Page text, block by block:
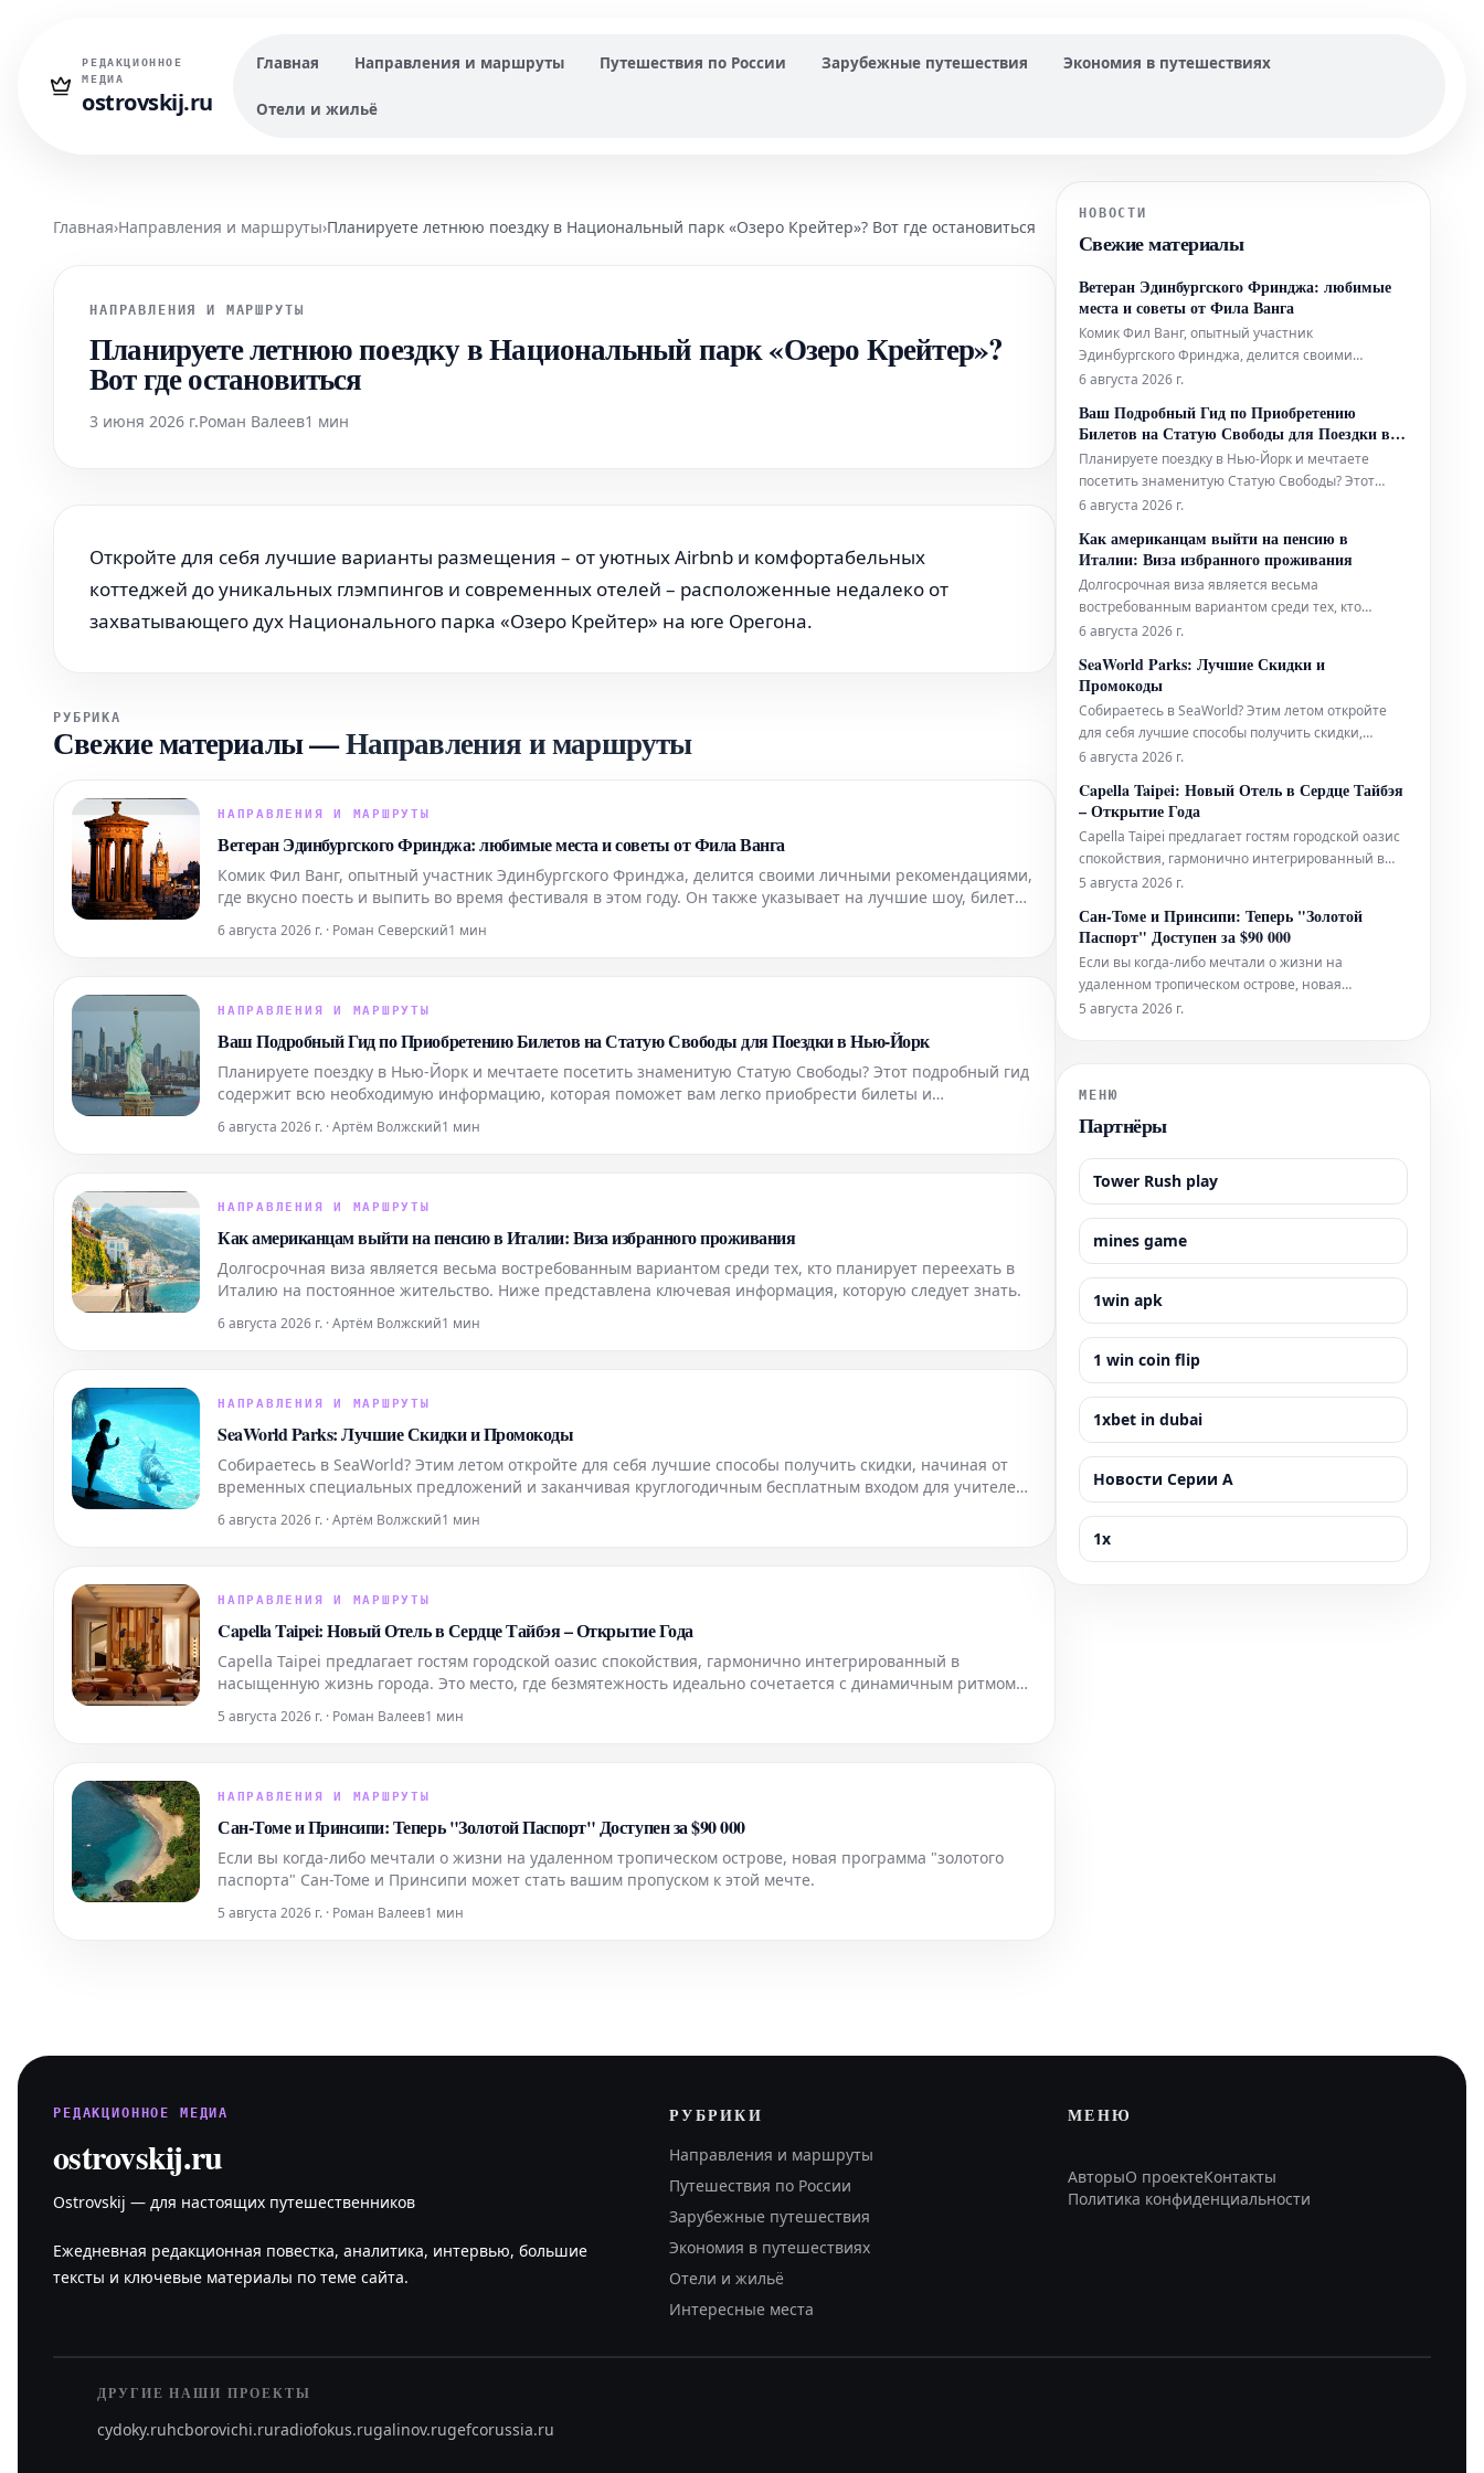
РЕДАКЦИОННОЕ
МЕДИА
ostrovskij.ru
Главная Направления и маршруты Путешествия по России Зарубежные путешествия Экономия в путешествиях
Отели и жильё
Главная›Направления и маршруты›Планируете летнюю поездку в Национальный парк «Озеро Крейтер»? Вот где остановиться
НАПРАВЛЕНИЯ И МАРШРУТЫ
Планируете летнюю поездку в Национальный парк «Озеро Крейтер»?
Вот где остановиться
3 июня 2026 г.Роман Валеев1 мин
Откройте для себя лучшие варианты размещения – от уютных Airbnb и комфортабельных
коттеджей до уникальных глэмпингов и современных отелей – расположенные недалеко от
захватывающего дух Национального парка «Озеро Крейтер» на юге Орегона.
РУБРИКА
Свежие материалы—Направления и маршруты
НАПРАВЛЕНИЯ И МАРШРУТЫ
Ветеран Эдинбургского Фринджа: любимые места и советы от Фила Ванга
Комик Фил Ванг, опытный участник Эдинбургского Фринджа, делится своими личными рекомендациями,
где вкусно поесть и выпить во время фестиваля в этом году. Он также указывает на лучшие шоу, билеты
6 августа 2026 г. · Роман Северский1 мин
НАПРАВЛЕНИЯ И МАРШРУТЫ
Ваш Подробный Гид по Приобретению Билетов на Статую Свободы для Поездки в Нью-Йорк
Планируете поездку в Нью-Йорк и мечтаете посетить знаменитую Статую Свободы? Этот подробный гид
содержит всю необходимую информацию, которая поможет вам легко приобрести билеты и
Узнайте, как забронир
6 августа 2026 г. · Артём Волжский1 мин
НАПРАВЛЕНИЯ И МАРШРУТЫ
Как американцам выйти на пенсию в Италии: Виза избранного проживания
Долгосрочная виза является весьма востребованным вариантом среди тех, кто планирует переехать в
Италию на постоянное жительство. Ниже представлена ключевая информация, которую следует знать.
6 августа 2026 г. · Артём Волжский1 мин
НАПРАВЛЕНИЯ И МАРШРУТЫ
SeaWorld Parks: Лучшие Скидки и Промокоды
Собираетесь в SeaWorld? Этим летом откройте для себя лучшие способы получить скидки, начиная от
временных специальных предложений и заканчивая круглогодичным бесплатным входом для учителей
6 августа 2026 г. · Артём Волжский1 мин
НАПРАВЛЕНИЯ И МАРШРУТЫ
Capella Taipei: Новый Отель в Сердце Тайбэя – Открытие Года
Capella Taipei предлагает гостям городской оазис спокойствия, гармонично интегрированный в
насыщенную жизнь города. Это место, где безмятежность идеально сочетается с динамичным ритмом
5 августа 2026 г. · Роман Валеев1 мин
НАПРАВЛЕНИЯ И МАРШРУТЫ
Сан-Томе и Принсипи: Теперь "Золотой Паспорт" Доступен за $90 000
Если вы когда-либо мечтали о жизни на удаленном тропическом острове, новая программа "золотого
паспорта" Сан-Томе и Принсипи может стать вашим пропуском к этой мечте.
5 августа 2026 г. · Роман Валеев1 мин
НОВОСТИ
Свежие материалы
Ветеран Эдинбургского Фринджа: любимые
места и советы от Фила Ванга
Комик Фил Ванг, опытный участник
Эдинбургского Фринджа, делится своими
личными рекомендациями, где вкусно поесть и
указывает на лучшие шоу, билеты на которые
еще можно забронировать.
6 августа 2026 г.
Ваш Подробный Гид по Приобретению
Билетов на Статую Свободы для Поездки в
Нью-Йорк
Планируете поездку в Нью-Йорк и мечтаете
посетить знаменитую Статую Свободы? Этот
подробный гид содержит всю необходимую
приобрести билеты и максимально эффективно
подготовиться к визиту к этой всемирно
известной достопримечательности. Узнайте, как
забронир
6 августа 2026 г.
Как американцам выйти на пенсию в
Италии: Виза избранного проживания
Долгосрочная виза является весьма
востребованным вариантом среди тех, кто
планирует переехать в Италию на постоянное
информация, которую следует знать.
6 августа 2026 г.
SeaWorld Parks: Лучшие Скидки и
Промокоды
Собираетесь в SeaWorld? Этим летом откройте
для себя лучшие способы получить скидки,
начиная от временных специальных
бесплатным входом для учителей и
военнослужащих.
6 августа 2026 г.
Capella Taipei: Новый Отель в Сердце Тайбэя
– Открытие Года
Capella Taipei предлагает гостям городской оазис
спокойствия, гармонично интегрированный в
насыщенную жизнь города. Это место, где
динамичным ритмом Тайбэя, создавая
уникальное убежище в самом сердце событий.
5 августа 2026 г.
Сан-Томе и Принсипи: Теперь "Золотой
Паспорт" Доступен за $90 000
Если вы когда-либо мечтали о жизни на
удаленном тропическом острове, новая
программа "золотого паспорта" Сан-Томе и
5 августа 2026 г.
МЕНЮ
Партнёры
Tower Rush play
mines game
1win apk
1 win coin flip
1xbet in dubai
Новости Серии А
1x
РЕДАКЦИОННОЕ МЕДИА
ostrovskij.ru
Ostrovskij — для настоящих путешественников
Ежедневная редакционная повестка, аналитика, интервью, большие
тексты и ключевые материалы по теме сайта.
РУБРИКИ
Направления и маршруты
Путешествия по России
Зарубежные путешествия
Экономия в путешествиях
Отели и жильё
Интересные места
МЕНЮ
АвторыО проектеКонтакты
Политика конфиденциальности
ДРУГИЕ НАШИ ПРОЕКТЫ
cydoky.ruhcborovichi.ruradiofokus.rugalinov.rugefcorussia.ru